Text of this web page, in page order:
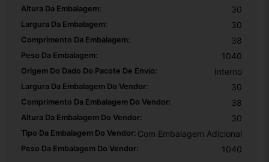
Altura Da Embalagem: 30
Largura Da Embalagem: 30
Comprimento Da Embalagem: 38
Peso Da Embalagem: 1040
Origem Do Dado Do Pacote De Envio: Interno
Largura Da Embalagem Do Vendor: 30
Comprimento Da Embalagem Do Vendor: 38
Altura Da Embalagem Do Vendor: 30
Tipo Da Embalagem Do Vendor: Com Embalagem Adicional
Peso Da Embalagem Do Vendor: 1040